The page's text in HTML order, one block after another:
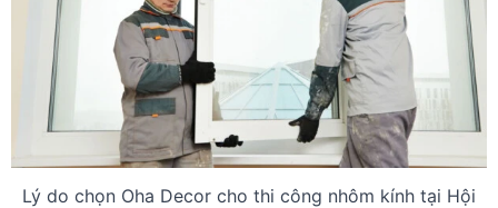
Lý do chọn Oha Decor cho thi công nhôm kính tại Hội